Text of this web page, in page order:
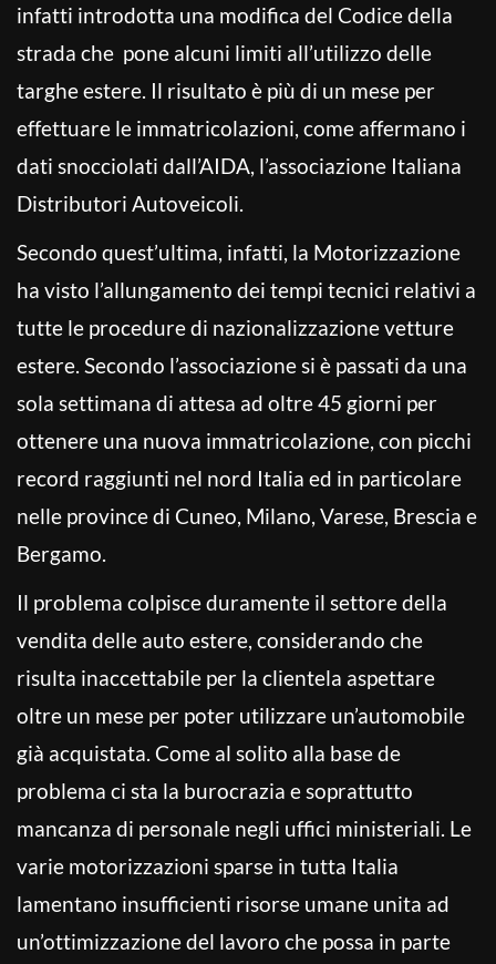
infatti introdotta una modifica del Codice della
strada che pone alcuni limiti all’utilizzo delle
targhe estere. Il risultato è più di un mese per
effettuare le immatricolazioni, come affermano i
dati snocciolati dall’AIDA, l’associazione Italiana
Distributori Autoveicoli.
Secondo quest’ultima, infatti, la Motorizzazione
ha visto l’allungamento dei tempi tecnici relativi a
tutte le procedure di nazionalizzazione vetture
estere. Secondo l’associazione si è passati da una
sola settimana di attesa ad oltre 45 giorni per
ottenere una nuova immatricolazione, con picchi
record raggiunti nel nord Italia ed in particolare
nelle province di Cuneo, Milano, Varese, Brescia e
Bergamo.
Il problema colpisce duramente il settore della
vendita delle auto estere, considerando che
risulta inaccettabile per la clientela aspettare
oltre un mese per poter utilizzare un’automobile
già acquistata. Come al solito alla base de
problema ci sta la burocrazia e soprattutto
mancanza di personale negli uffici ministeriali. Le
varie motorizzazioni sparse in tutta Italia
lamentano insufficienti risorse umane unita ad
un’ottimizzazione del lavoro che possa in parte